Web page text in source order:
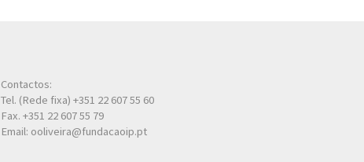
Contactos:
Tel. (Rede fixa) +351 22 607 55 60
Fax. +351 22 607 55 79
Email: ooliveira@fundacaoip.pt